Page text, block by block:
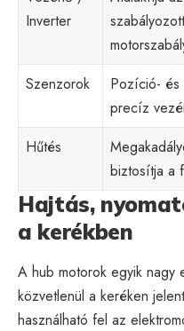
Inverter
Szenzorok
Pozíció- és
precíz
Hűtés
biztosítja a
Hajtás,
a kerékben
A hub motorok egyik nagy
közvetlenül a keréken
használható fel az